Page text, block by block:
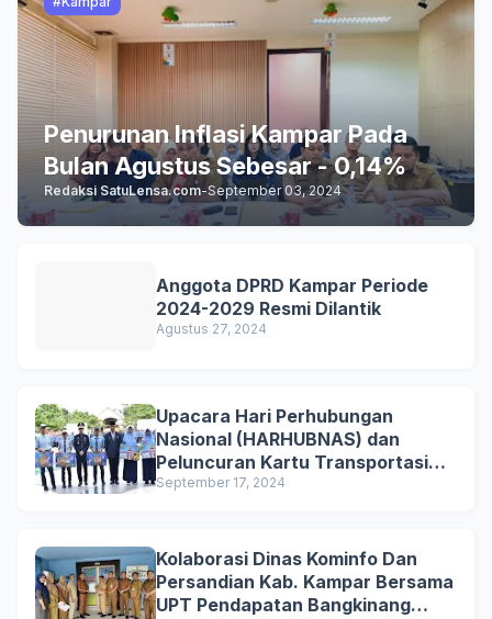
Penurunan Inflasi Kampar Pada
Bulan Agustus Sebesar - 0,14%
Redaksi SatuLensa.com-September 03, 2024
Anggota DPRD Kampar Periode
2024-2029 Resmi Dilantik
Agustus 27, 2024
Upacara Hari Perhubungan
Nasional (HARHUBNAS) dan
Peluncuran Kartu Transportasi
Pelajar Gratis
September 17, 2024
Kolaborasi Dinas Kominfo Dan
Persandian Kab. Kampar Bersama
UPT Pendapatan Bangkinang